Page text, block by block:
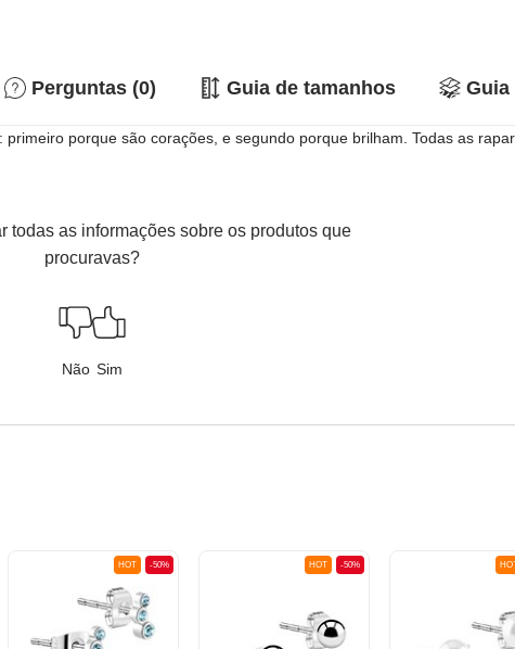
Perguntas (0) Guia de tamanhos Guia
porque são corações, e segundo porque brilham. Todas as
todas as informações sobre os produtos que
procuravas?
Não Sim
-50%
HOT -50%
HOT